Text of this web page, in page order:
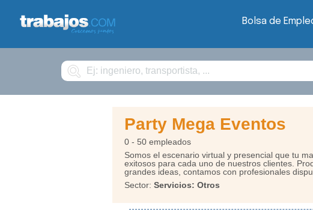
Bolsa de
Buscar
Party Mega Eventos
0 - 50 empleados
Somos el escenario virtual y presencial que tu
exitosos para cada uno de nuestros clientes.
grandes ideas, contamos con profesionales
Sector: Servicios: Otros